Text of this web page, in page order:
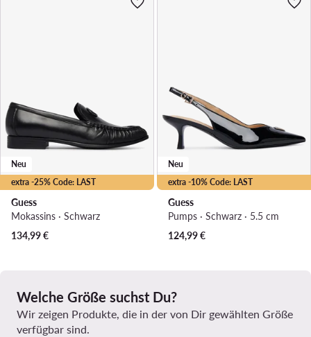
extra -25% Code: LAST
Neu
Guess
Mokassins · Schwarz
134,99€
extra -10% Code: LAST
Neu
Guess
Pumps · Schwarz · 5.5 cm
124,99€
Welche Größe suchst Du?
Wir zeigen Produkte, die in der von Dir gewählten Größe
verfügbar sind.